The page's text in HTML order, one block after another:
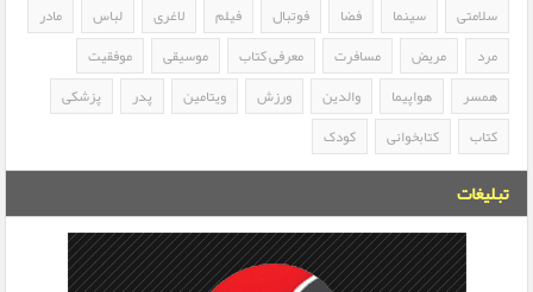
سلامتی
سینما فضا فوتبال فیلم لاغری لباس
مادر
مرد
مریض مسافرت معرفی کتاب موسیقی
موفقیت
همسر
هواپیما والدین ورزش ویتامین پدر
پزشکی
کتاب
کتابخوانی کودک
تبلیغات